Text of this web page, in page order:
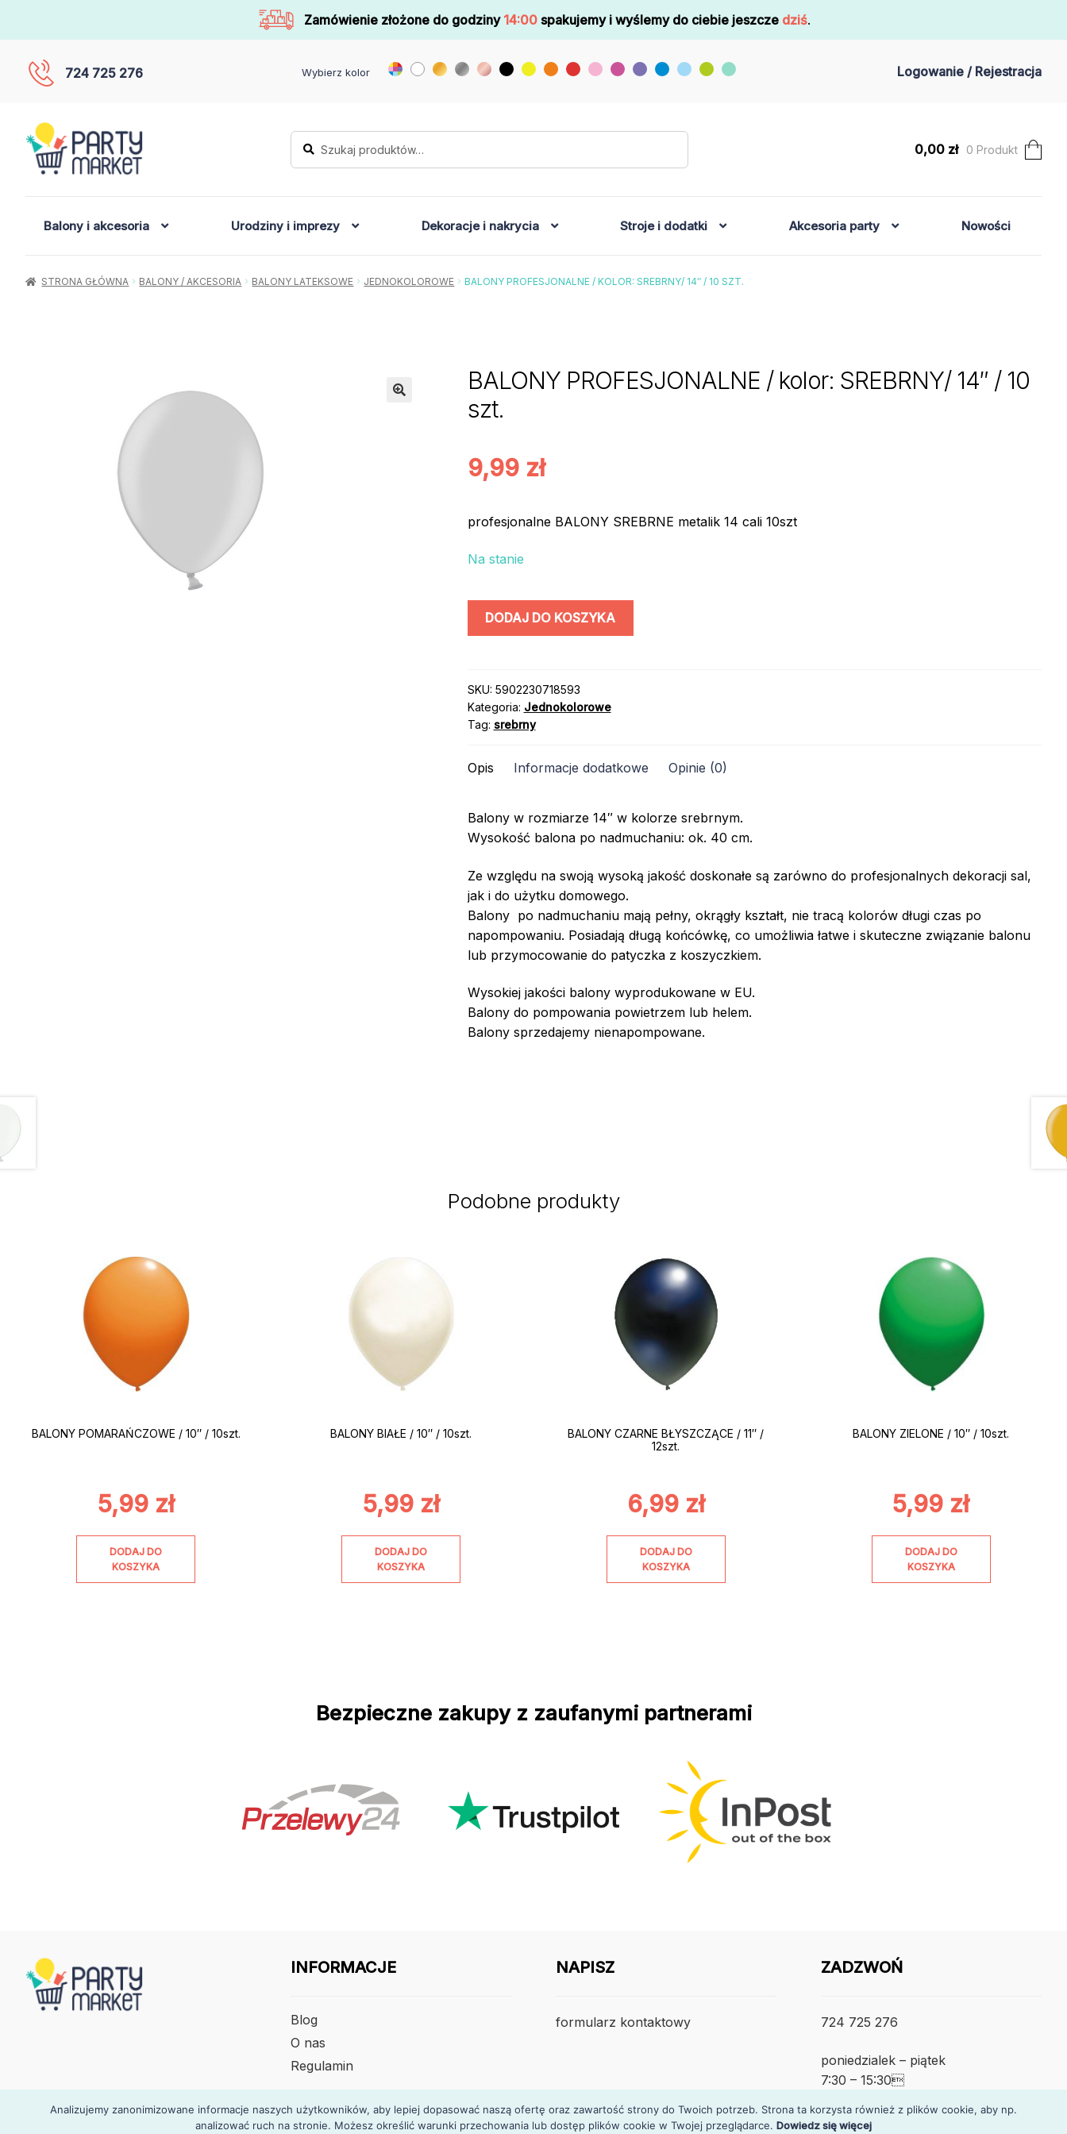
Zamówienie złożone do godziny 14:00 spakujemy i wyślemy do ciebie jeszcze dziś.
724 725 276 Wybierz kolor Logowanie / Rejestracja
Szukaj:
Szukaj
0,00 zł 0 Produkt
Balony i akcesoria Urodziny i imprezy Dekoracje i nakrycia Stroje i dodatki Akcesoria party Nowości
STRONA GŁÓWNA BALONY / AKCESORIA BALONY LATEKSOWE JEDNOKOLOROWE BALONY PROFESJONALNE / KOLOR: SREBRNY/ 14″ / 10 SZT.
BALONY PROFESJONALNE / kolor: SREBRNY/ 14″ / 10
szt.
9,99 zł
profesjonalne BALONY SREBRNE metalik 14 cali 10szt
Na stanie
ilość
kolor:
SREBRNY/
14"
10
DODAJ DO KOSZYKA
SKU: 5902230718593
Kategoria: Jednokolorowe
Tag: srebrny
Opis Informacje dodatkowe Opinie (0)
Balony w rozmiarze 14″ w kolorze srebrnym.
Wysokość balona po nadmuchaniu: ok. 40 cm.
Ze względu na swoją wysoką jakość doskonałe są zarówno do profesjonalnych dekoracji sal,
jak i do użytku domowego.
Balony po nadmuchaniu mają pełny, okrągły kształt, nie tracą kolorów długi czas po
napompowaniu. Posiadają długą końcówkę, co umożliwia łatwe i skuteczne związanie balonu
lub przymocowanie do patyczka z koszyczkiem.
Wysokiej jakości balony wyprodukowane w EU.
Balony do pompowania powietrzem lub helem.
Balony sprzedajemy nienapompowane.
Podobne produkty
BALONY POMARAŃCZOWE / 10″ / 10szt.
5,99 zł
DODAJ DO
KOSZYKA
BALONY BIAŁE / 10″ / 10szt.
5,99 zł
DODAJ DO
KOSZYKA
BALONY CZARNE BŁYSZCZĄCE / 11″ /
12szt.
6,99 zł
DODAJ DO
KOSZYKA
BALONY ZIELONE / 10″ / 10szt.
5,99 zł
DODAJ DO
KOSZYKA
Bezpieczne zakupy z zaufanymi partnerami
INFORMACJE
Blog
O nas
Regulamin
NAPISZ
formularz kontaktowy
ZADZWOŃ
724 725 276
poniedzialek – piątek
7:30 – 15:30
Analizujemy zanonimizowane informacje naszych użytkowników, aby lepiej dopasować naszą ofertę oraz zawartość strony do Twoich potrzeb. Strona ta korzysta również z plików cookie, aby np.
analizować ruch na stronie. Możesz określić warunki przechowania lub dostęp plików cookie w Twojej przeglądarce. Dowiedz się więcej